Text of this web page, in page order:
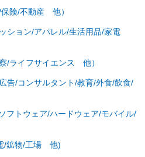
険/不動産 他）
ション/アパレル/生活用品/家電
/ライフサイエンス 他）
告/コンサルタント/教育/外食/飲食/
フトウェア/ハードウェア/モバイル/
/鉱物/工場 他)